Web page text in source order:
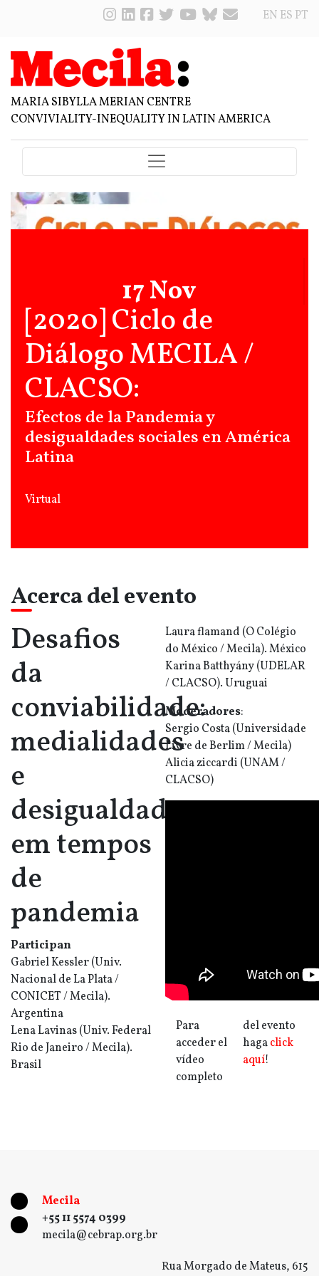
EN ES PT
MARIA SIBYLLA MERIAN CENTRE
CONVIVIALITY-INEQUALITY IN LATIN AMERICA
17 Nov
[2020] Ciclo de
Diálogo MECILA /
CLACSO:
Efectos de la Pandemia y
desigualdades sociales en América
Latina
Virtual
Acerca del evento
Desafios
da
conviabilidade:
medialidades
e
desigualdades
em tempos
de
pandemia
Participan
Gabriel Kessler (Univ.
Nacional de La Plata /
CONICET / Mecila).
Argentina
Lena Lavinas (Univ. Federal
Rio de Janeiro / Mecila).
Brasil
Laura flamand (O Colégio
do México / Mecila). México
Karina Batthyány (UDELAR
/ CLACSO). Uruguai
Moderadores:
Sergio Costa (Universidade
Livre de Berlim / Mecila)
Alicia ziccardi (UNAM /
CLACSO)
Para
acceder el
vídeo
completo
del evento
hagaclick
aquí!
Mecila
+55 11 5574 0399
mecila@cebrap.org.br
Rua Morgado de Mateus, 615